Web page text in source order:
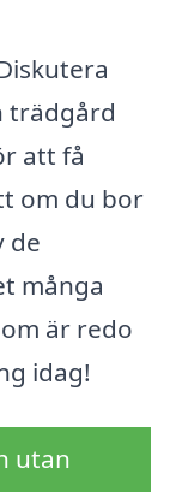
trädgård
att få
om du bor
de
många
är redo
idag!
utan